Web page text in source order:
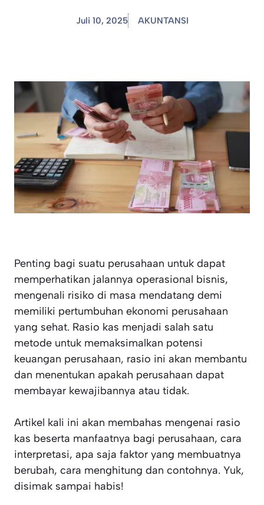
Juli 10, 2025 AKUNTANSI
Penting bagi suatu perusahaan untuk dapat
memperhatikan jalannya operasional bisnis,
mengenali risiko di masa mendatang demi
memiliki pertumbuhan ekonomi perusahaan
yang sehat. Rasio kas menjadi salah satu
metode untuk memaksimalkan potensi
keuangan perusahaan, rasio ini akan membantu
dan menentukan apakah perusahaan dapat
membayar kewajibannya atau tidak.
Artikel kali ini akan membahas mengenai rasio
kas beserta manfaatnya bagi perusahaan, cara
interpretasi, apa saja faktor yang membuatnya
berubah, cara menghitung dan contohnya. Yuk,
disimak sampai habis!